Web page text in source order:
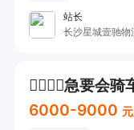
站长
长沙星城壹驰物
🚴‍♀️🚴‍♀️急要会
6000-9000